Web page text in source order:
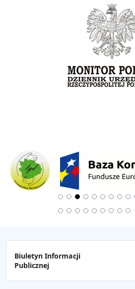
Biuletyn Informacji
Publicznej